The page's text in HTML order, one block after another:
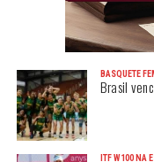
BASQUETE
Brasil
ITF W100 NA